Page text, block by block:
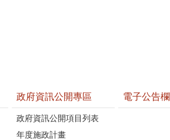
政府資訊公開專區
政府資訊公開項目列表
年度施政計畫
電子公告欄